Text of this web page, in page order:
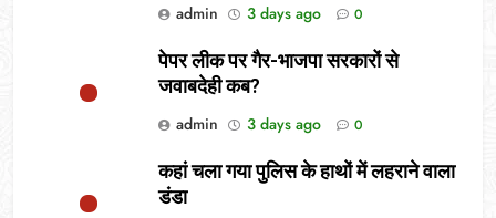
admin
3 days ago 0
पेपर लीक पर गैर-भाजपा सरकारों से
जवाबदेही कब?
admin
3 days ago 0
कहां चला गया पुलिस के हाथों में लहराने वाला
डंडा